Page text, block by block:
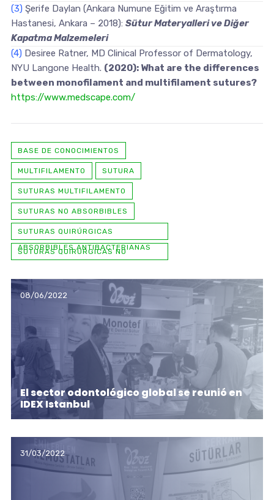
(3) Şerife Daylan (Ankara Numune Eğitim ve Araştırma
Hastanesi, Ankara – 2018): Sütur Materyalleri ve Diğer
Kapatma Malzemeleri
(4) Desiree Ratner, MD Clinical Professor of Dermatology,
NYU Langone Health. (2020): What are the differences
between monofilament and multifilament sutures?
https://www.medscape.com/
BASE DE CONOCIMIENTOS
MULTIFILAMENTO SUTURA
SUTURAS MULTIFILAMENTO
SUTURAS NO ABSORBIBLES
SUTURAS QUIRÚRGICAS
ABSORBIBLES ANTIBACTERIANAS
SUTURAS QUIRÚRGICAS NO
08/06/2022
El sector odontológico global se reunió en
IDEX Istanbul
31/03/2022